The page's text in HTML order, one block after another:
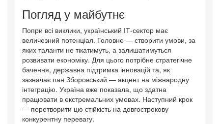
Погляд у майбутнє
Попри всі виклики, український ІТ-сектор має
величезний потенціал. Головне — створити умови, за
яких таланти не тікатимуть, а залишатимуться
розвивати економіку. Для цього потрібне стратегічне
бачення, державна підтримка інновацій та, як
зазначає пан Зборовський — акцент на міжнародну
інтеграцію. Україна вже показала, що здатна
працювати в екстремальних умовах. Наступний крок
— перетворити цю стійкість на довгострокову
конкурентну перевагу.